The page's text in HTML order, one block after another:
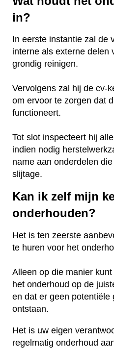
in?
In eerste instantie zal de
interne als externe delen
grondig reinigen.
Vervolgens zal hij de cv-
om ervoor te zorgen dat
functioneert.
Tot slot inspecteert hij
indien nodig
name aan onderdelen
slijtage.
Kan ik zelf mijn
onderhouden?
Het is ten zeerste
te huren voor het
Alleen op die manier
het onderhoud op de
en dat er geen potentiële
ontstaan.
Het is uw eigen
regelmatig onderhoud